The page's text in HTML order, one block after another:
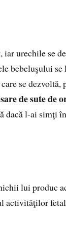
urechile se
bebeluşului
se
de sute de
l-ai simţi
lui produc
activităţilor